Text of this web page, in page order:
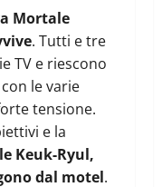
Mortale
. Tutti e tre
TV e riescono
le varie
tensione.
e la
Keuk-Ryul,
dal motel.